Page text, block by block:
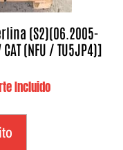
(S2)(06.2005-
(NFU / TU5JP4)]
Incluido